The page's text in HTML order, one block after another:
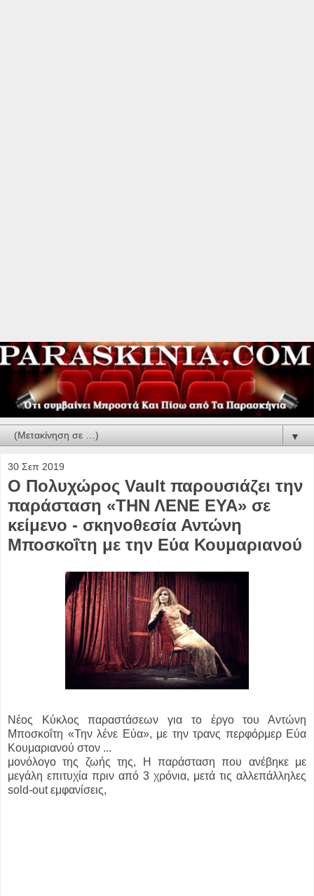
▼
30 Σεπ 2019
Ο Πολυχώρος Vault παρουσιάζει την
παράσταση «ΤΗΝ ΛΕΝΕ ΕΥΑ» σε
κείμενο - σκηνοθεσία Αντώνη
Μποσκοΐτη με την Εύα Κουμαριανού
Νέος Κύκλος παραστάσεων για το έργο του Αντώνη
Μποσκοΐτη «Την λένε Εύα», με την τρανς περφόρμερ Εύα
Κουμαριανού στον ...
μονόλογο της ζωής της, Η παράσταση που ανέβηκε με
μεγάλη επιτυχία πριν από 3 χρόνια, μετά τις αλλεπάλληλες
sold-out εμφανίσεις,